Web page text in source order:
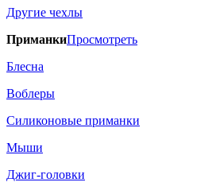
Другие чехлы
ПриманкиПросмотреть
Блесна
Воблеры
Силиконовые приманки
Мыши
Джиг-головки